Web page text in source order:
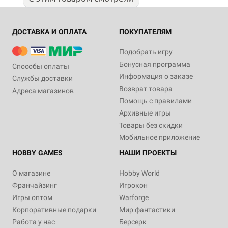
ДОСТАВКА И ОПЛАТА
Способы оплаты
Службы доставки
Адреса магазинов
ПОКУПАТЕЛЯМ
Подобрать игру
Бонусная программа
Информация о заказе
Возврат товара
Помощь с правилами
Архивные игры
Товары без скидки
Мобильное приложение
HOBBY GAMES
О магазине
Франчайзинг
Игры оптом
Корпоративные подарки
Работа у нас
НАШИ ПРОЕКТЫ
Hobby World
Игрокон
Warforge
Мир фантастики
Берсерк